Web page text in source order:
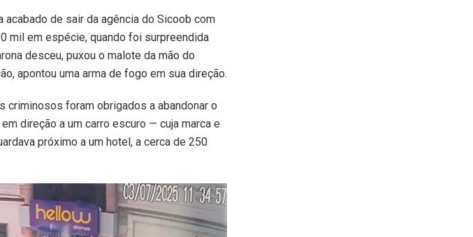
de sair da agência do Sicoob com
mil em espécie, quando foi surpreendida
desceu, puxou o malote da mão do
apontou uma arma de fogo em sua direção.
criminosos foram obrigados a abandonar o
direção a um carro escuro — cuja marca e
próximo a um hotel, a cerca de 250